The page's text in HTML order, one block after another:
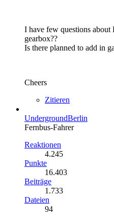
I have few questions
gearbox??
Is there planned to add in
Cheers
Zitieren
UndergroundBerlin
Fernbus-Fahrer
Reaktionen
4.245
Punkte
16.403
Beiträge
1.733
Dateien
94